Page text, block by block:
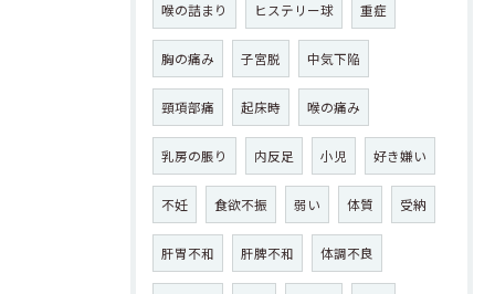
喉の詰まり ヒステリー球 重症
胸の痛み 子宮脱 中気下陥
頸項部痛 起床時 喉の痛み
乳房の脹り 内反足 小児 好き嫌い
不妊 食欲不振 弱い 体質 受納
肝胃不和 肝脾不和 体調不良